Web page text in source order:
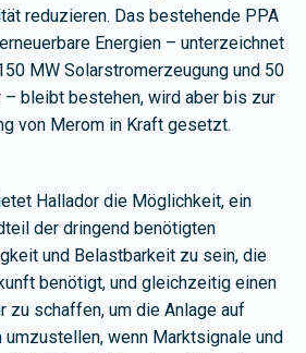
reduzieren. Das bestehende PPA
Energien – unterzeichnet
MW Solarstromerzeugung und 50
bleibt bestehen, wird aber bis zur
von Merom in Kraft gesetzt.
Hallador die Möglichkeit, ein
der dringend benötigten
und Belastbarkeit zu sein, die
benötigt, und gleichzeitig einen
zu schaffen, um die Anlage auf
umzustellen, wenn Marktsignale und